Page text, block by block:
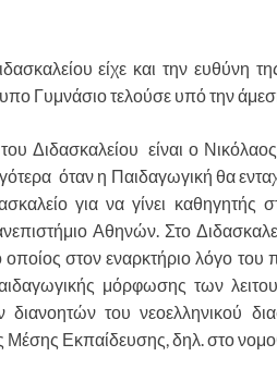
είχε και την ευθύνη
Γυμνάσιο τελούσε υπό την
Διδασκαλείου είναι ο
όταν η Παιδαγωγική θα
για να γίνει
Αθηνών. Στο
στον εναρκτήριο λόγο του
μόρφωσης των
του νεοελληνικού
Μέσης Εκπαίδευσης, δηλ. στο